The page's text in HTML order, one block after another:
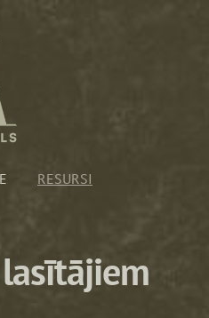
RESURSI